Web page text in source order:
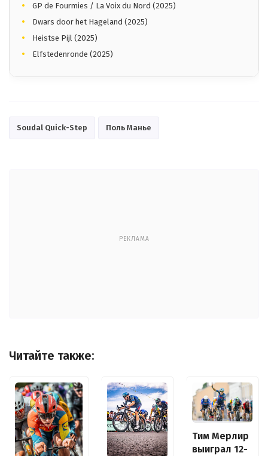
GP de Fourmies / La Voix du Nord (2025)
Dwars door het Hageland (2025)
Heistse Pijl (2025)
Elfstedenronde (2025)
Soudal Quick-Step Поль Манье
РЕКЛАМА
Читайте также:
Тим Мерлир
выиграл 12-